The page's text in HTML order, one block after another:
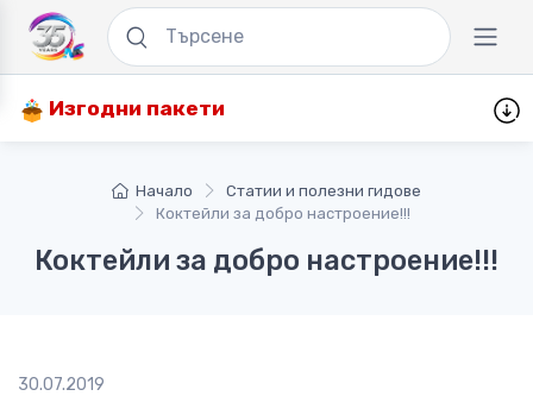
Изгодни пакети
Начало
Статии и полезни гидове
Коктейли за добро настроение!!!
Коктейли за добро настроение!!!
30.07.2019